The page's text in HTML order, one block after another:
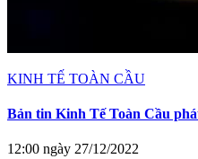
KINH TẾ TOÀN CẦU
Bản tin Kinh Tế Toàn Cầu
12:00 ngày 27/12/2022